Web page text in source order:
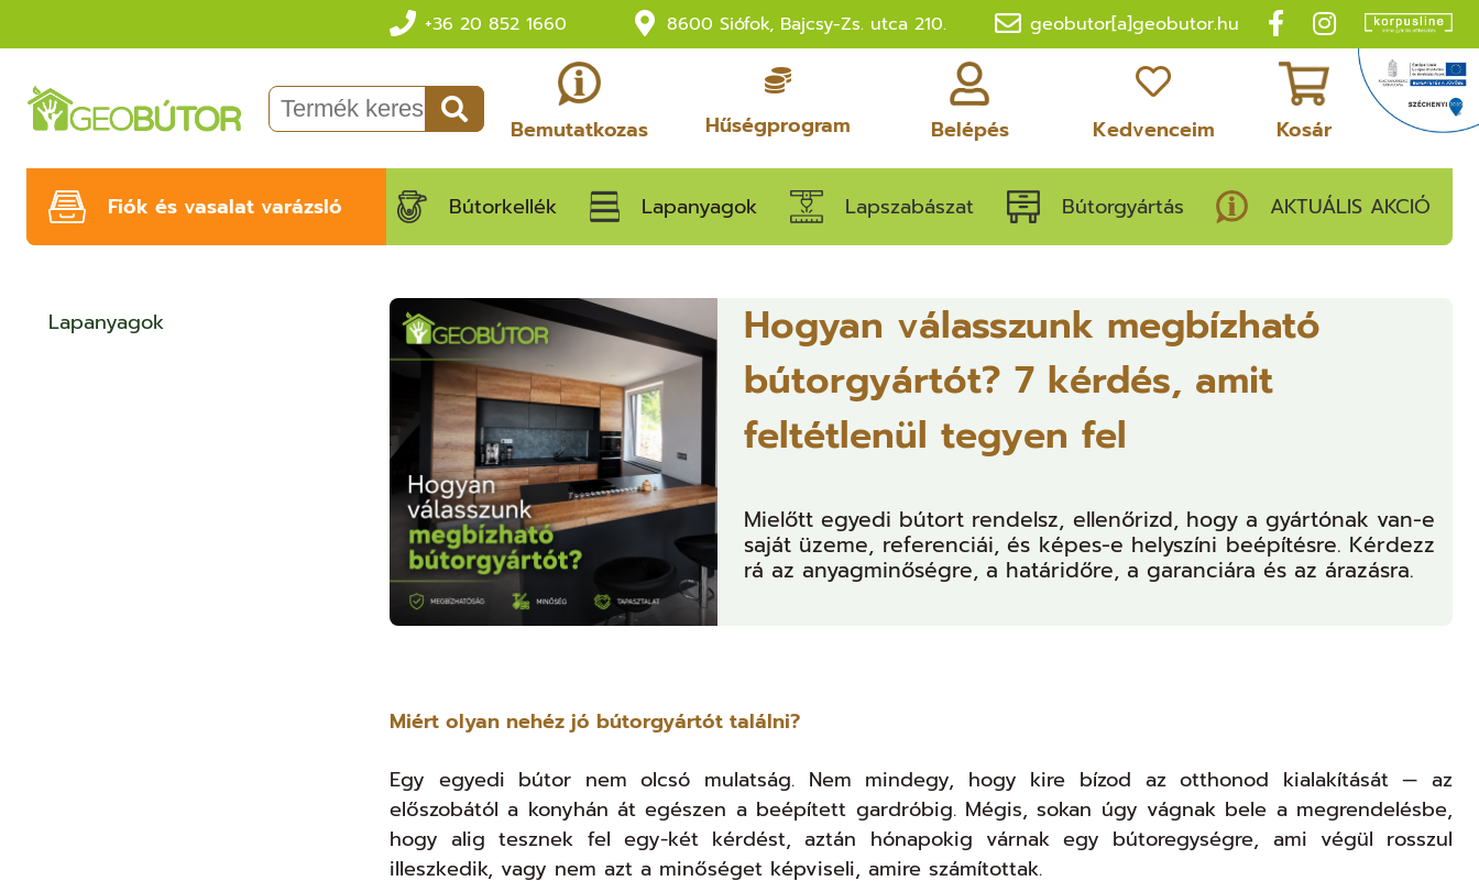
+36 20 852 1660 8600 Siófok, Bajcsy-Zs. utca 210. geobutor[a]geobutor.hu
Bemutatkozas Hűségprogram Belépés Kedvenceim Kosár
Fiók és vasalat varázsló Bútorkellék Lapanyagok Lapszabászat Bútorgyártás AKTUÁLIS AKCIÓ
Lapanyagok
Hogyan válasszunk megbízható
bútorgyártót? 7 kérdés, amit
feltétlenül tegyen fel
Mielőtt egyedi bútort rendelsz, ellenőrizd, hogy a gyártónak van-e
saját üzeme, referenciái, és képes-e helyszíni beépítésre. Kérdezz
rá az anyagminőségre, a határidőre, a garanciára és az árazásra.
Miért olyan nehéz jó bútorgyártót találni?
Egy egyedi bútor nem olcsó mulatság. Nem mindegy, hogy kire bízod az otthonod kialakítását — az
előszobától a konyhán át egészen a beépített gardróbig. Mégis, sokan úgy vágnak bele a megrendelésbe,
hogy alig tesznek fel egy-két kérdést, aztán hónapokig várnak egy bútoregységre, ami végül rosszul
illeszkedik, vagy nem azt a minőséget képviseli, amire számítottak.